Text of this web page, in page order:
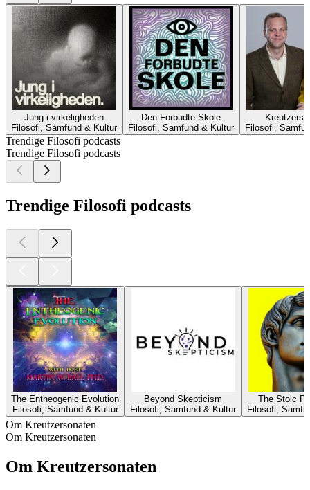
Jung i virkeligheden
Filosofi, Samfund & Kultur
Den Forbudte Skole
Filosofi, Samfund & Kultur
Filosofi,
Trendige Filosofi podcasts
Trendige Filosofi podcasts
Trendige Filosofi podcasts
The Entheogenic Evolution
Filosofi, Samfund & Kultur
Beyond Skepticism
Filosofi, Samfund & Kultur
The Stoic
Filosofi,
Om Kreutzersonaten
Om Kreutzersonaten
Om Kreutzersonaten